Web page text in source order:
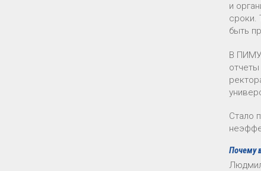
и
сроки.
быть
В ПИМУ
Стало
Почему